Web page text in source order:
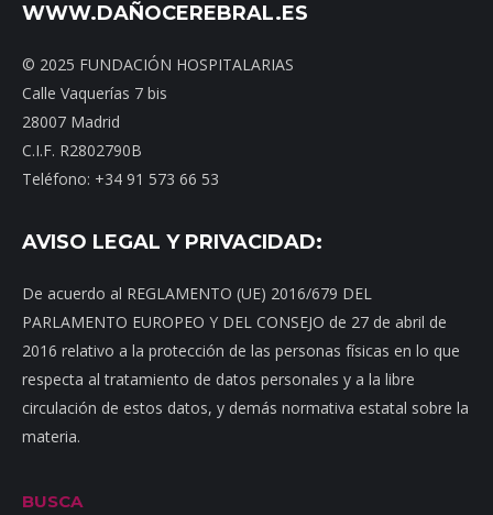
WWW.DAÑOCEREBRAL.ES
© 2025 FUNDACIÓN HOSPITALARIAS
Calle Vaquerías 7 bis
28007 Madrid
C.I.F. R2802790B
Teléfono: +34 91 573 66 53
AVISO LEGAL Y PRIVACIDAD:
De acuerdo al REGLAMENTO (UE) 2016/679 DEL
PARLAMENTO EUROPEO Y DEL CONSEJO de 27 de abril de
2016 relativo a la protección de las personas físicas en lo que
respecta al tratamiento de datos personales y a la libre
circulación de estos datos, y demás normativa estatal sobre la
materia.
BUSCA